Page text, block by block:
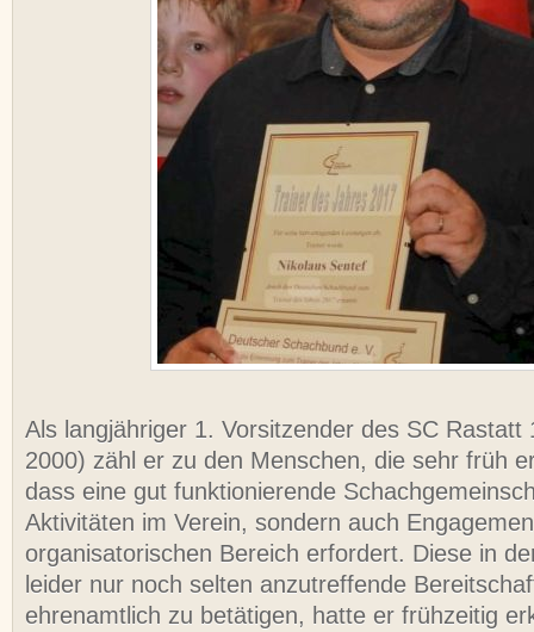
Als langjähriger 1. Vorsitzender des SC Rastatt
2000) zähl er zu den Menschen, die sehr früh
dass eine gut funktionierende
Aktivitäten im Verein, sondern auch
organisatorischen Bereich erfordert. Diese in
leider nur noch selten anzutreffende
ehrenamtlich zu betätigen, hatte er frühzeitig